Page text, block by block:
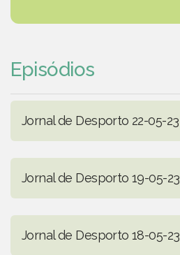
Episódios
Jornal de Desporto 22-05-23
Jornal de Desporto 19-05-23
Jornal de Desporto 18-05-23